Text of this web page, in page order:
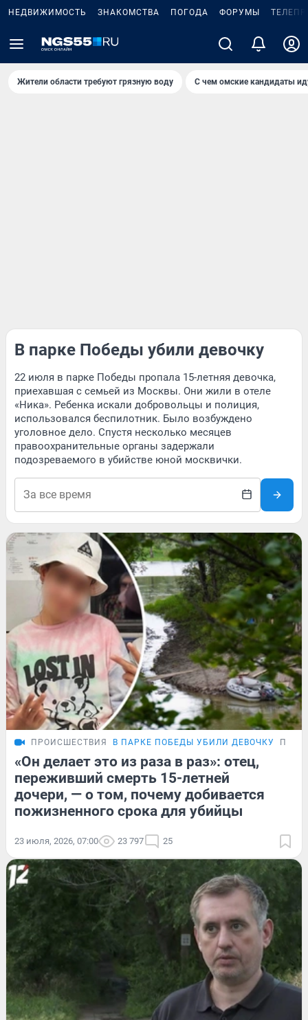
НЕДВИЖИМОСТЬ ЗНАКОМСТВА ПОГОДА ФОРУМЫ
Жители области требуют грязную воду С чем омские кандидаты
В парке Победы убили девочку
22 июля в парке Победы пропала 15-летняя девочка,
приехавшая с семьей из Москвы. Они жили в отеле
«Ника». Ребенка искали добровольцы и полиция,
использовался беспилотник. Было возбуждено
уголовное дело. Спустя несколько месяцев
правоохранительные органы задержали
подозреваемого в убийстве юной москвички.
ПРОИСШЕСТВИЯ В ПАРКЕ ПОБЕДЫ УБИЛИ ДЕВОЧКУ
«Он делает это из раза в раз»: отец,
переживший смерть 15-летней
дочери, — о том, почему добивается
пожизненного срока для убийцы
23 июля, 2026, 07:00 23 797 25